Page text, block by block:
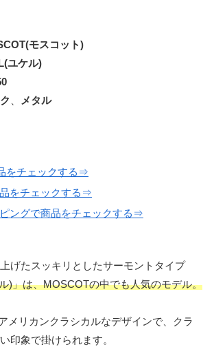
モスコット)
ユケル)
メタル
をチェックする⇒
をチェックする⇒
ングで商品をチェックする⇒
げたスッキリとしたサーモントタイプ
)」は、MOSCOTの中でも人気のモデル。
メリカンクラシカルなデザインで、クラ
印象で掛けられます。